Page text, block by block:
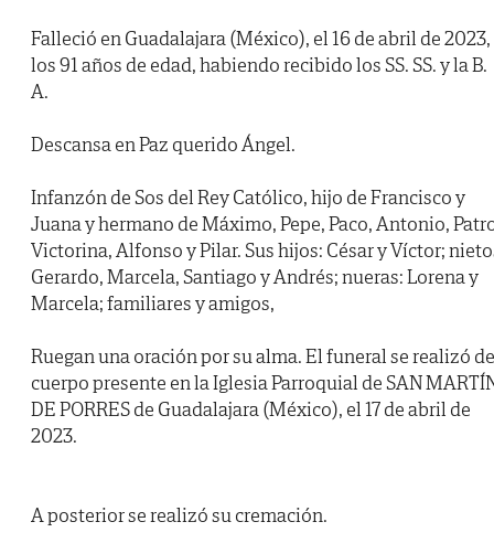
Falleció en Guadalajara (México), el 16 de abril de 2023,
los 91 años de edad, habiendo recibido los SS. SS. y la B.
A.
Descansa en Paz querido Ángel.
Infanzón de Sos del Rey Católico, hijo de Francisco y
Juana y hermano de Máximo, Pepe, Paco, Antonio,
Victorina, Alfonso y Pilar. Sus hijos: César y Víctor;
Gerardo, Marcela, Santiago y Andrés; nueras: Lorena y
Marcela; familiares y amigos,
Ruegan una oración por su alma. El funeral se realizó de
cuerpo presente en la Iglesia Parroquial de SAN
DE PORRES de Guadalajara (México), el 17 de abril de
2023.
A posterior se realizó su cremación.